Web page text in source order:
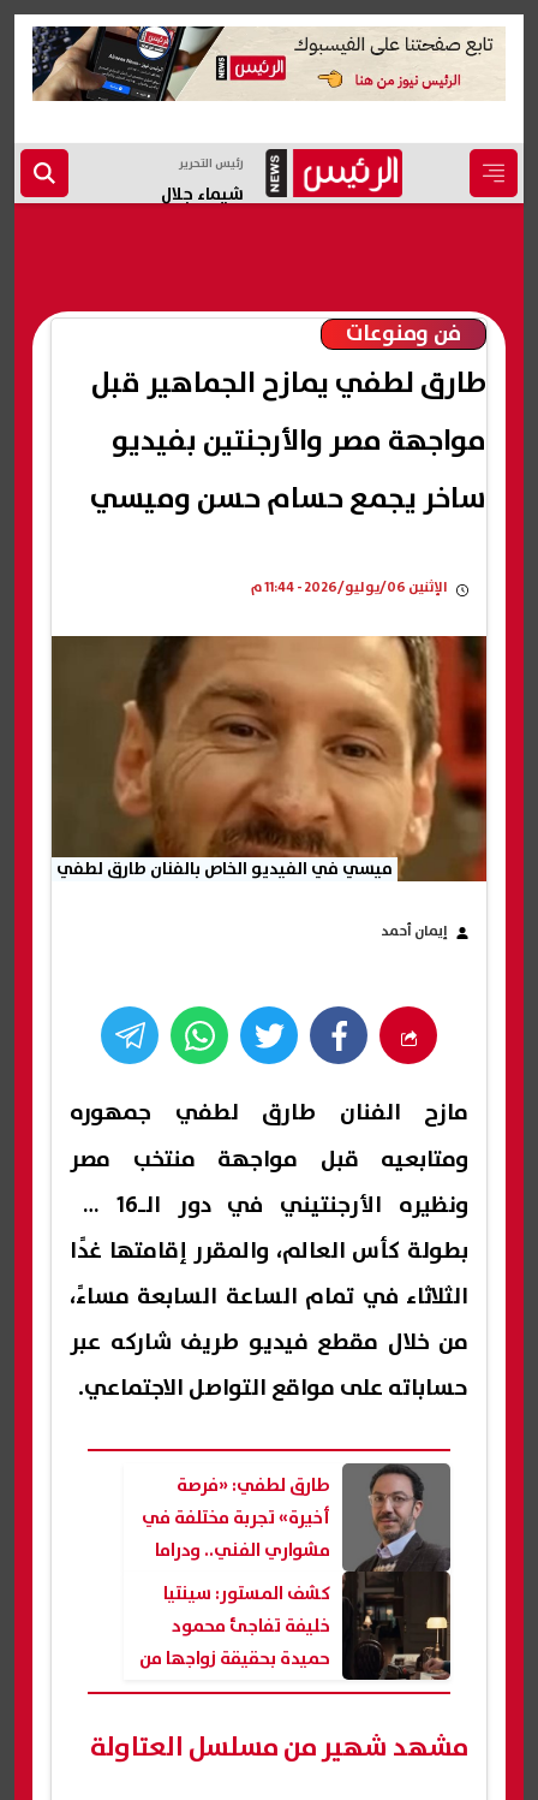
رئيس التحرير
شيماء جلال
فن ومنوعات
طارق لطفي يمازح الجماهير قبل
مواجهة مصر والأرجنتين بفيديو
ساخر يجمع حسام حسن وميسي
الإثنين 06/يوليو/2026 - 11:44 م
ميسي في الفيديو الخاص بالفنان طارق لطفي
إيمان أحمد
مازح الفنان طارق لطفي جمهوره
ومتابعيه قبل مواجهة منتخب مصر
ونظيره الأرجنتيني في دور الـ16 من
بطولة كأس العالم، والمقرر إقامتها غدًا
الثلاثاء في تمام الساعة السابعة مساءً،
من خلال مقطع فيديو طريف شاركه عبر
حساباته على مواقع التواصل الاجتماعي.
طارق لطفي: «فرصة
أخيرة» تجربة مختلفة في
مشواري الفني.. ودراما
الـ15 حلقة أفضل من تمطيط
الأحداث| حوار
كشف المستور: سينتيا
خليفة تفاجئ محمود
حميدة بحقيقة زواجها من
طارق لطفي في الحلقة 12
مشهد شهير من مسلسل العتاولة